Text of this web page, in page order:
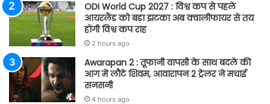
ODI World Cup 2027 : विश्व कप से पहले
आयरलैंड को बड़ा झटका अब क्वालीफायर से तय
होगी विश्व कप राह
2 hours ago
Awarapan 2 : तूफानी वापसी के साथ बदले की
आग में लौटे शिवम, आवारापन 2 ट्रेलर ने मचाई
सनसनी
4 hours ago